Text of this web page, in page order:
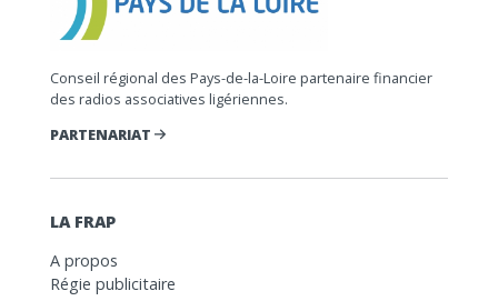
Conseil régional des Pays-de-la-Loire partenaire financier
des radios associatives ligériennes.
PARTENARIAT
LA FRAP
A propos
Régie publicitaire